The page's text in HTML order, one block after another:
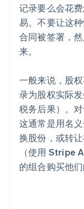
记录要么会花
易。不要让这
合同被签署，
来。
一般来说，股
录为股权实际
税务后果）。
这通常是用名
换股份，或转
（使用 Stripe
的组合购买他们